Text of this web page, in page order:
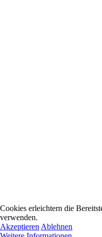
Cookies erleichtern die
verwenden.
Akzeptieren Ablehnen